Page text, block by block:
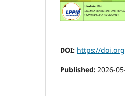
DOI: https://
Published: 2026-